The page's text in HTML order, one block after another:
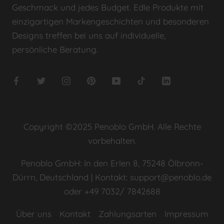
Geschmack und jedes Budget. Edle Produkte mit
einzigartigen Markengeschichten und besonderen
Designs treffen bei uns auf individuelle,
persönliche Beratung.
Copyright ©2025 Penoblo GmbH. Alle Rechte
vorbehalten.
Penoblo GmbH: In den Erlen 8, 75248 Ölbronn-
Dürrn, Deutschland | Kontakt: support@penoblo.de
oder +49 7032/ 7842688
Über uns Kontakt Zahlungsarten Impressum